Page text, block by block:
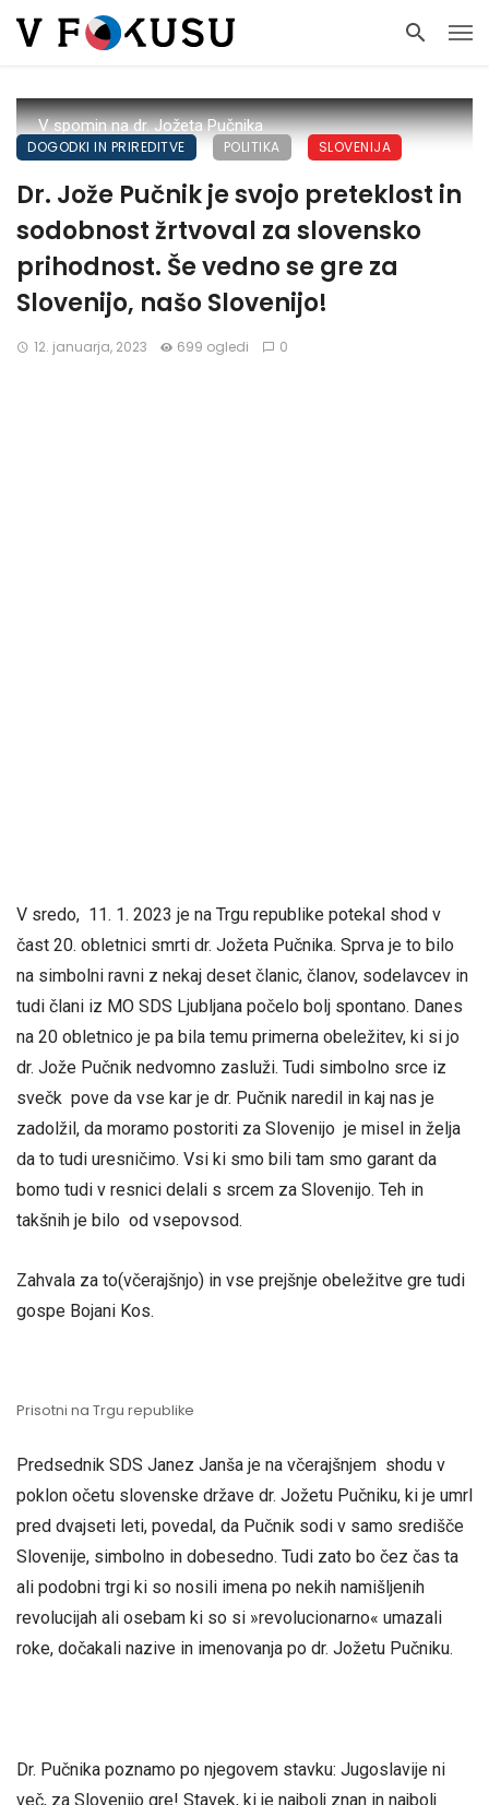
V spomin na dr. Jožeta Pučnika
DOGODKI IN PRIREDITVE POLITIKA SLOVENIJA
Dr. Jože Pučnik je svojo preteklost in
sodobnost žrtvoval za slovensko
prihodnost. Še vedno se gre za
Slovenijo, našo Slovenijo!
12. januarja, 2023 699 ogledi 0
V sredo, 11. 1. 2023 je na Trgu republike potekal shod v
čast 20. obletnici smrti dr. Jožeta Pučnika. Sprva je to bilo
na simbolni ravni z nekaj deset članic, članov, sodelavcev in
tudi člani iz MO SDS Ljubljana počelo bolj spontano. Danes
na 20 obletnico je pa bila temu primerna obeležitev, ki si jo
dr. Jože Pučnik nedvomno zasluži. Tudi simbolno srce iz
svečk pove da vse kar je dr. Pučnik naredil in kaj nas je
zadolžil, da moramo postoriti za Slovenijo je misel in želja
da to tudi uresničimo. Vsi ki smo bili tam smo garant da
bomo tudi v resnici delali s srcem za Slovenijo. Teh in
takšnih je bilo od vsepovsod.
Zahvala za to(včerajšnjo) in vse prejšnje obeležitve gre tudi
gospe Bojani Kos.
Prisotni na Trgu republike
Predsednik SDS Janez Janša je na včerajšnjem shodu v
poklon očetu slovenske države dr. Jožetu Pučniku, ki je umrl
pred dvajseti leti, povedal, da Pučnik sodi v samo središče
Slovenije, simbolno in dobesedno. Tudi zato bo čez čas ta
ali podobni trgi ki so nosili imena po nekih namišljenih
revolucijah ali osebam ki so si »revolucionarno« umazali
roke, dočakali nazive in imenovanja po dr. Jožetu Pučniku.
Dr. Pučnika poznamo po njegovem stavku: Jugoslavije ni
več, za Slovenijo gre! Stavek, ki je najbolj znan in najbolj